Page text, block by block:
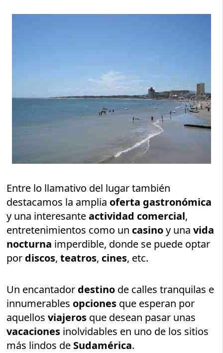
Entre lo llamativo del lugar también
destacamos la amplia oferta gastronómica
y una interesanteactividad comercial,
entretenimientos como un casinoy unavida
nocturna imperdible, donde se puede optar
por discos,teatros, cines, etc.
Un encantador destino de calles tranquilas e
innumerables opciones que esperan por
aquellosviajeros que desean pasar unas
vacaciones inolvidables en uno de los sitios
más lindos de Sudamérica.